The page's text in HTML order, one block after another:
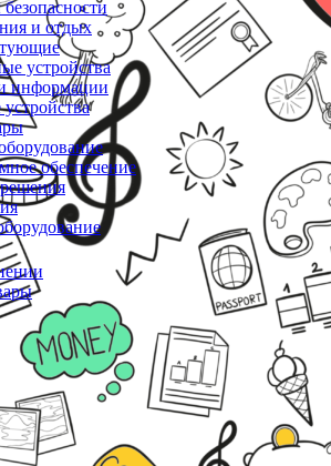
и отдых
устройства
информации
обеспечение